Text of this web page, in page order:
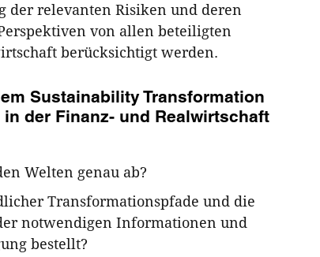
der relevanten Risiken und deren
von allen beteiligten
berücksichtigt werden.
Sustainability Transformation
der Finanz- und Realwirtschaft
Welten genau ab?
Transformationspfade und die
notwendigen Informationen und
bestellt?